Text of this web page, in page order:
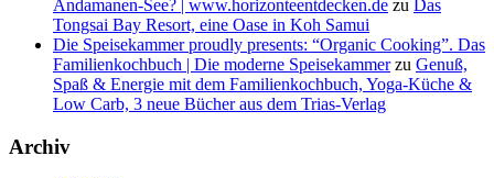
Andamanen-See? | www.horizonteentdecken.de zu
Das
Tongsai Bay Resort, eine Oase in Koh Samui
Die Speisekammer proudly presents: “Organic Cooking”. Das
Familienkochbuch | Die moderne Speisekammerzu Genuß,
Spaß & Energie mit dem Familienkochbuch, Yoga-Küche &
Low Carb, 3 neue Bücher aus dem Trias-Verlag
Archiv